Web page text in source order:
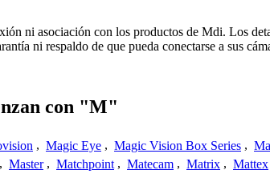
ni asociación con los productos de Mdi. Los
ni respaldo de que pueda conectarse a sus
con "M"
, Magic Eye , Magic Vision Box Series ,
, Master , Matchpoint , Matecam , Matrix , Mattex